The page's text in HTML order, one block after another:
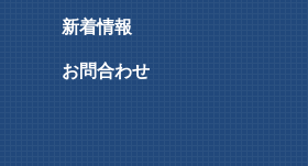
新着情報
お問合わせ